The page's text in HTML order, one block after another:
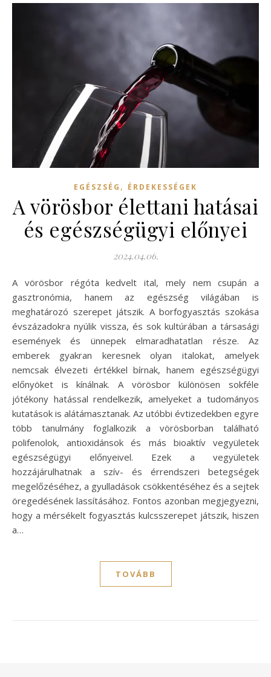
EGÉSZSÉG , ÉRDEKESSÉGEK
A vörösbor élettani hatásai
és egészségügyi előnyei
2024.04.06.
A vörösbor régóta kedvelt ital, mely nem csupán a
gasztronómia, hanem az egészség világában is
meghatározó szerepet játszik. A borfogyasztás szokása
évszázadokra nyúlik vissza, és sok kultúrában a társasági
események és ünnepek elmaradhatatlan része. Az
emberek gyakran keresnek olyan italokat, amelyek
nemcsak élvezeti értékkel bírnak, hanem egészségügyi
előnyöket is kínálnak. A vörösbor különösen sokféle
jótékony hatással rendelkezik, amelyeket a tudományos
kutatások is alátámasztanak. Az utóbbi évtizedekben egyre
több tanulmány foglalkozik a vörösborban található
polifenolok, antioxidánsok és más bioaktív vegyületek
egészségügyi előnyeivel. Ezek a vegyületek
hozzájárulhatnak a szív- és érrendszeri betegségek
megelőzéséhez, a gyulladások csökkentéséhez és a sejtek
öregedésének lassításához. Fontos azonban megjegyezni,
hogy a mérsékelt fogyasztás kulcsszerepet játszik, hiszen
a…
TOVÁBB